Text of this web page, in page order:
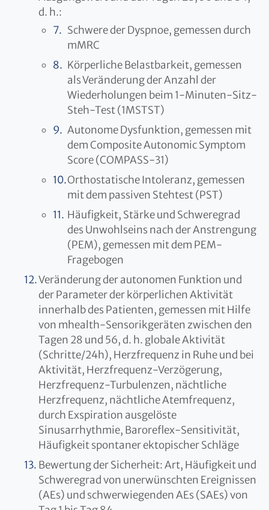
d. h.:
Schwere der Dyspnoe, gemessen durch
mMRC
Körperliche Belastbarkeit, gemessen
als Veränderung der Anzahl der
Wiederholungen beim 1-Minuten-Sitz-
Steh-Test (1MSTST)
Autonome Dysfunktion, gemessen mit
dem Composite Autonomic Symptom
Score (COMPASS-31)
Orthostatische Intoleranz, gemessen
mit dem passiven Stehtest (PST)
Häufigkeit, Stärke und Schweregrad
des Unwohlseins nach der Anstrengung
(PEM), gemessen mit dem PEM-
Fragebogen
Veränderung der autonomen Funktion und
der Parameter der körperlichen Aktivität
innerhalb des Patienten, gemessen mit Hilfe
von mhealth-Sensorikgeräten zwischen den
Tagen 28 und 56, d. h. globale Aktivität
(Schritte/24h), Herzfrequenz in Ruhe und bei
Aktivität, Herzfrequenz-Verzögerung,
Herzfrequenz-Turbulenzen, nächtliche
Herzfrequenz, nächtliche Atemfrequenz,
durch Exspiration ausgelöste
Sinusarrhythmie, Baroreflex-Sensitivität,
Häufigkeit spontaner ektopischer Schläge
Bewertung der Sicherheit: Art, Häufigkeit und
Schweregrad von unerwünschten Ereignissen
(AEs) und schwerwiegenden AEs (SAEs) von